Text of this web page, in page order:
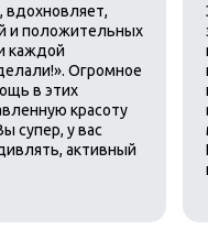
вдохновляет,
и положительных
каждой
Огромное
в этих
красоту
супер, у вас
активный